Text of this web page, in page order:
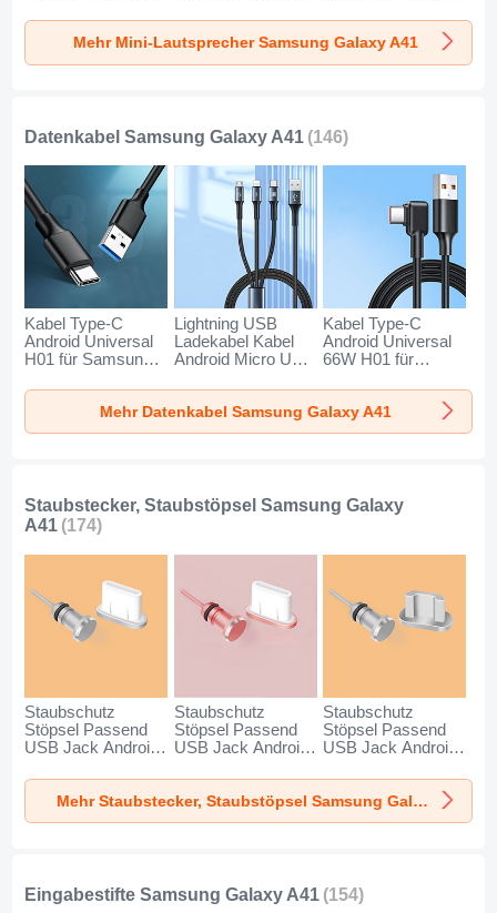
Samsung Galaxy
A41 Gold
Samsung Galaxy
A41 Schwarz
Samsung Galaxy
A41 Blau
Mehr Mini-Lautsprecher Samsung Galaxy A41
Datenkabel Samsung Galaxy A41 (146)
Kabel Type-C
Android Universal
H01 für Samsung
Dunkelgrau
Lightning USB
Ladekabel Kabel
Android Micro USB
für Samsung
Galaxy A41
Schwarz
Kabel Type-C
Android Universal
66W H01 für
A41 Schwarz
Mehr Datenkabel Samsung Galaxy A41
Staubstecker, Staubstöpsel Samsung Galaxy
A41 (174)
Staubschutz
Stöpsel Passend
USB Jack Android
für Samsung
Galaxy A41 Silber
Staubschutz
Stöpsel Passend
USB Jack Android
für Samsung
Galaxy A41
Rosegold
Staubschutz
Stöpsel Passend
USB Jack Android
Samsung Galaxy
A41 Silber
Mehr Staubstecker, Staubstöpsel Samsung Galaxy A41
Eingabestifte Samsung Galaxy A41 (154)